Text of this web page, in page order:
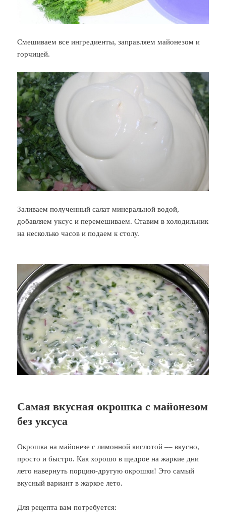
Смешиваем все ингредиенты, заправляем майонезом и
горчицей.
Заливаем полученный салат минеральной водой,
добавляем уксус и перемешиваем. Ставим в холодильник
на несколько часов и подаем к столу.
Самая вкусная окрошка с майонезом
без уксуса
Окрошка на майонезе с лимонной кислотой –– вкусно,
просто и быстро. Как хорошо в щедрое на жаркие дни
лето навернуть порцию-другую окрошки! Это самый
вкусный вариант в жаркое лето.
Для рецепта вам потребуется: